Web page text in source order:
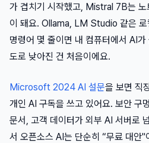
가 겹치기 시작했고, Mistral 7B는 노
이 돼요. Ollama, LM Studio 같은 로
명령어 몇 줄이면 내 컴퓨터에서 AI
도로 낮아진 건 처음이에요.
Microsoft 2024 AI 설문을 보면 직
개인 AI 구독을 쓰고 있어요. 보안 구
문서, 고객 데이터가 외부 AI 서버로
서 오픈소스 AI는 단순히 “무료 대안"